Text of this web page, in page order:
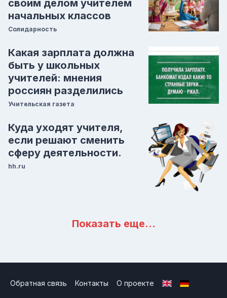
своим делом учителем
начальных классов
Солидарность
Какая зарплата должна
быть у школьных
учителей: мнения
россиян разделились
Учительская газета
Куда уходят учителя,
если решают сменить
сферу деятельности.
hh.ru
Показать еще…
Обратная связь Контакты О проекте